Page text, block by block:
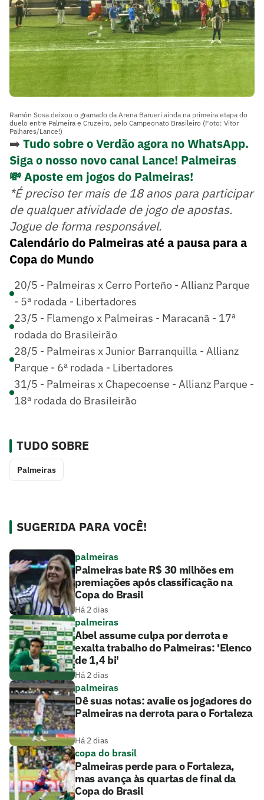
Ramón Sosa deixou o gramado da Arena Barueri ainda na primeira etapa do
duelo entre Palmeira e Cruzeiro, pelo Campeonato Brasileiro (Foto: Vitor
Palhares/Lance!)
➡️ Tudo sobre o Verdão agora no WhatsApp.
Siga o nosso novo canal Lance! Palmeiras
💸 Aposte em jogos do Palmeiras!
*É preciso ter mais de 18 anos para participar
de qualquer atividade de jogo de apostas.
Jogue de forma responsável.
Calendário do Palmeiras até a pausa para a
Copa do Mundo
20/5 - Palmeiras x Cerro Porteño - Allianz Parque
- 5ª rodada - Libertadores
23/5 - Flamengo x Palmeiras - Maracanã - 17ª
rodada do Brasileirão
28/5 - Palmeiras x Junior Barranquilla - Allianz
Parque - 6ª rodada - Libertadores
31/5 - Palmeiras x Chapecoense - Allianz Parque -
18ª rodada do Brasileirão
TUDO SOBRE
Palmeiras
SUGERIDA PARA VOCÊ!
palmeiras
Palmeiras bate R$ 30 milhões em
premiações após classificação na
Copa do Brasil
Há 2 dias
palmeiras
Abel assume culpa por derrota e
exalta trabalho do Palmeiras: 'Elenco
de 1,4 bi'
Há 2 dias
palmeiras
Dê suas notas: avalie os jogadores do
Palmeiras na derrota para o Fortaleza
Há 2 dias
copa do brasil
Palmeiras perde para o Fortaleza,
mas avança às quartas de final da
Copa do Brasil